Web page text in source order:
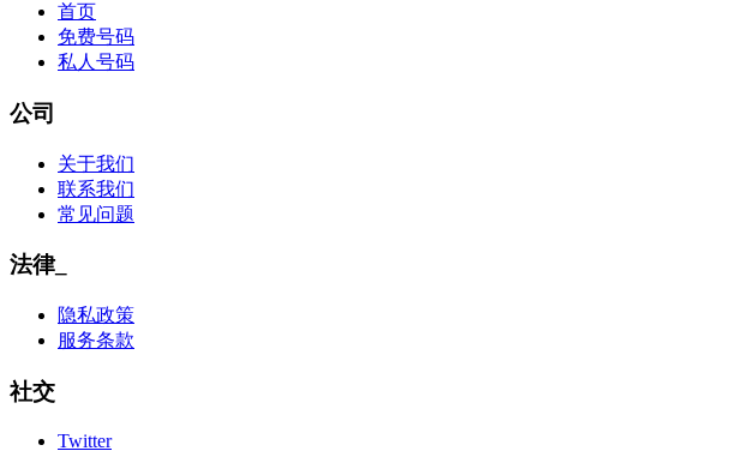
首页
免费号码
私人号码
公司
关于我们
联系我们
常见问题
法律_
隐私政策
服务条款
社交
Twitter